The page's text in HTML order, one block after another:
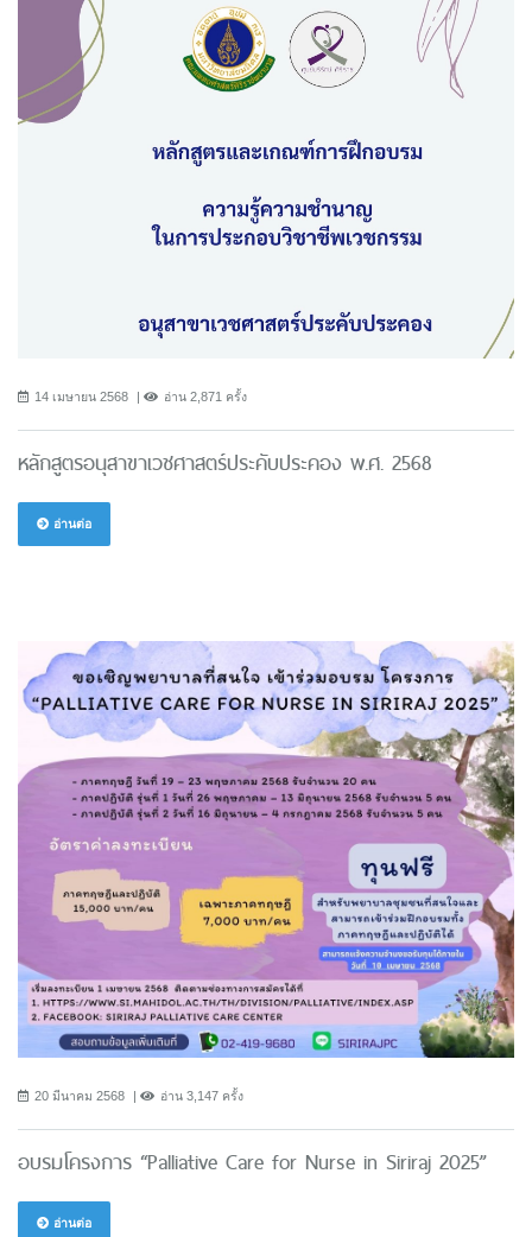
14 เมษายน 2568 อ่าน 2,871 ครั้ง
หลักสูตรอนุสาขาเวชศาสตร์ประคับประคอง พ.ศ. 2568
อ่านต่อ
20 มีนาคม 2568 อ่าน 3,147 ครั้ง
อบรมโครงการ “Palliative Care for Nurse in Siriraj 2025”
อ่านต่อ